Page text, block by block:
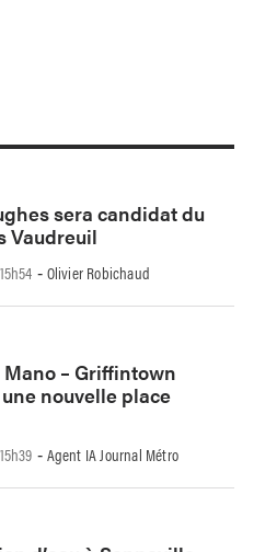
sera candidat du
Vaudreuil
- Olivier Robichaud
– Griffintown
nouvelle place
- Agent IA Journal Métro